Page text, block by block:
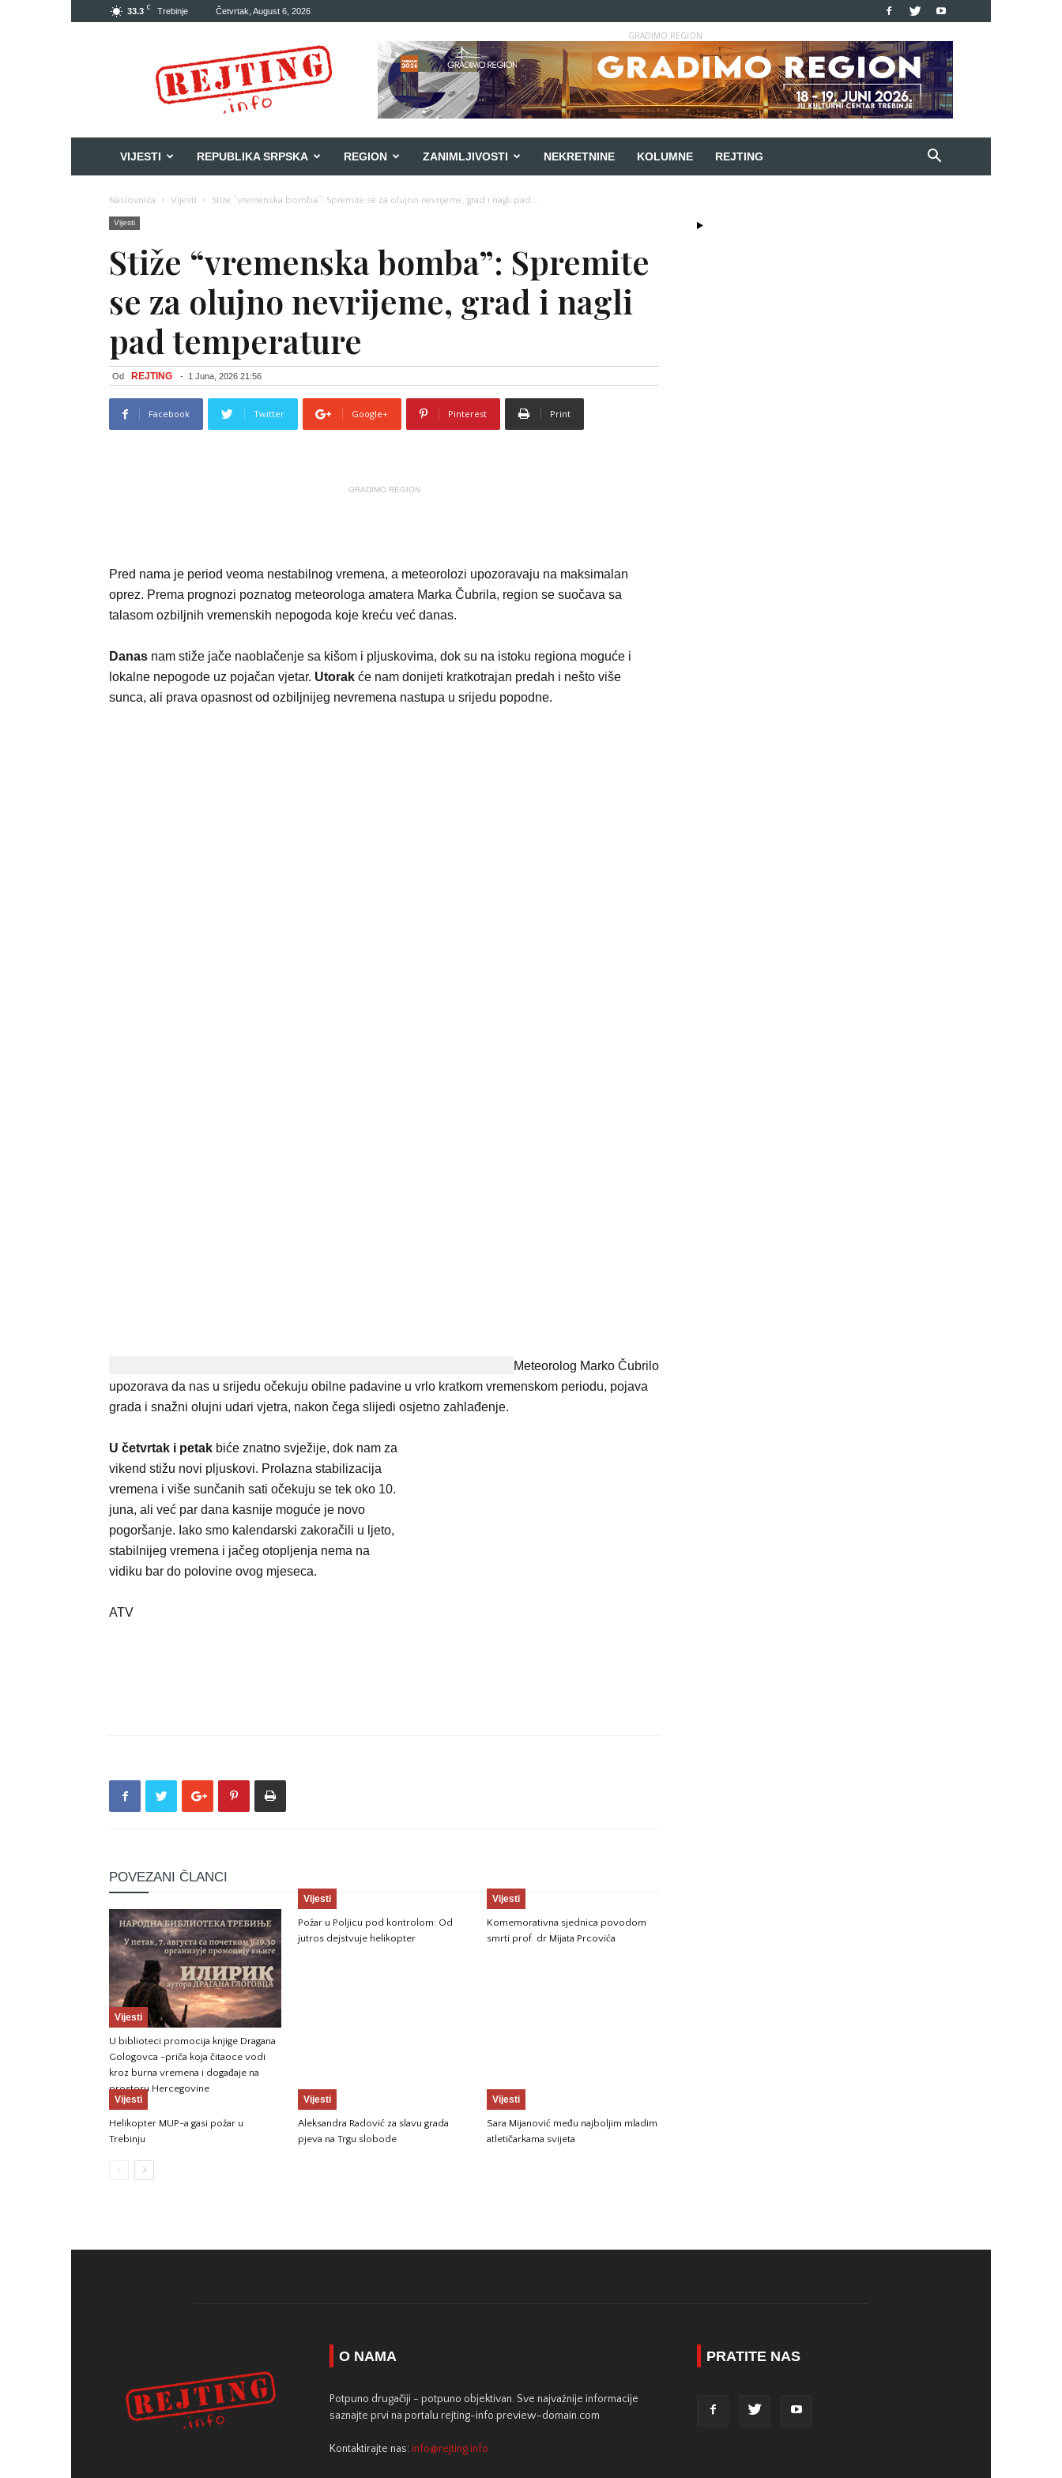
33.3 C Trebinje Četvrtak, August 6, 2026
GRADIMO REGION
VIJESTI REPUBLIKA SRPSKA REGION ZANIMLJIVOSTI NEKRETNINE KOLUMNE REJTING
Naslovnica Vijesti Stiže “vremenska bomba”: Spremite se za olujno nevrijeme, grad i nagli pad...
Vijesti
Stiže “vremenska bomba”: Spremite
se za olujno nevrijeme, grad i nagli
pad temperature
Od REJTING - 1 Juna, 2026 21:56
Facebook Twitter Google+ Pinterest Print
GRADIMO REGION
Pred nama je period veoma nestabilnog vremena, a meteorolozi upozoravaju na maksimalan
oprez. Prema prognozi poznatog meteorologa amatera Marka Čubrila, region se suočava sa
talasom ozbiljnih vremenskih nepogoda koje kreću već danas.
Danas nam stiže jače naoblačenje sa kišom i pljuskovima, dok su na istoku regiona moguće i
lokalne nepogode uz pojačan vjetar. Utorak će nam donijeti kratkotrajan predah i nešto više
sunca, ali prava opasnost od ozbiljnijeg nevremena nastupa u srijedu popodne.
Meteorolog Marko Čubrilo
upozorava da nas u srijedu očekuju obilne padavine u vrlo kratkom vremenskom periodu, pojava
grada i snažni olujni udari vjetra, nakon čega slijedi osjetno zahlađenje.
U četvrtak i petak biće znatno svježije, dok nam za
vikend stižu novi pljuskovi. Prolazna stabilizacija
vremena i više sunčanih sati očekuju se tek oko 10.
juna, ali već par dana kasnije moguće je novo
pogoršanje. Iako smo kalendarski zakoračili u ljeto,
stabilnijeg vremena i jačeg otopljenja nema na
vidiku bar do polovine ovog mjeseca.
ATV
POVEZANI ČLANCI
Vijesti
U biblioteci promocija knjige Dragana
Gologovca -priča koja čitaoce vodi
kroz burna vremena i događaje na
prostoru Hercegovine
Vijesti
Požar u Poljicu pod kontrolom: Od
jutros dejstvuje helikopter
Vijesti
Komemorativna sjednica povodom
smrti prof. dr Mijata Prcovića
Vijesti
Helikopter MUP-a gasi požar u
Trebinju
Vijesti
Aleksandra Radović za slavu grada
pjeva na Trgu slobode
Vijesti
Sara Mijanović među najboljim mladim
atletičarkama svijeta
O NAMA
Potpuno drugačiji - potpuno objektivan. Sve najvažnije informacije
saznajte prvi na portalu rejting-info.preview-domain.com
Kontaktirajte nas: info@rejting.info
PRATITE NAS